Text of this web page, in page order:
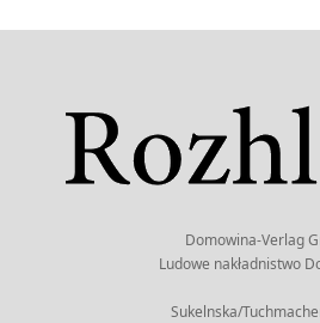
Domowina-Verlag
Ludowe nakładnistwo
Sukelnska/